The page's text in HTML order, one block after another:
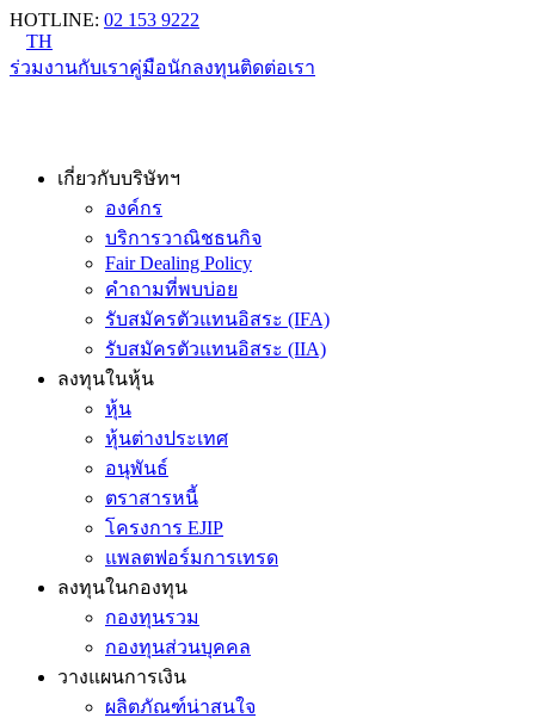
HOTLINE: 02 153 9222
TH
ร่วมงานกับเราคู่มือนักลงทุนติดต่อเรา
เกี่ยวกับบริษัทฯ
องค์กร
บริการวาณิชธนกิจ
Fair Dealing Policy
คำถามที่พบบ่อย
รับสมัครตัวแทนอิสระ (IFA)
รับสมัครตัวแทนอิสระ (IIA)
ลงทุนในหุ้น
หุ้น
หุ้นต่างประเทศ
อนุพันธ์
ตราสารหนี้
โครงการ EJIP
แพลตฟอร์มการเทรด
ลงทุนในกองทุน
กองทุนรวม
กองทุนส่วนบุคคล
วางแผนการเงิน
ผลิตภัณฑ์น่าสนใจ